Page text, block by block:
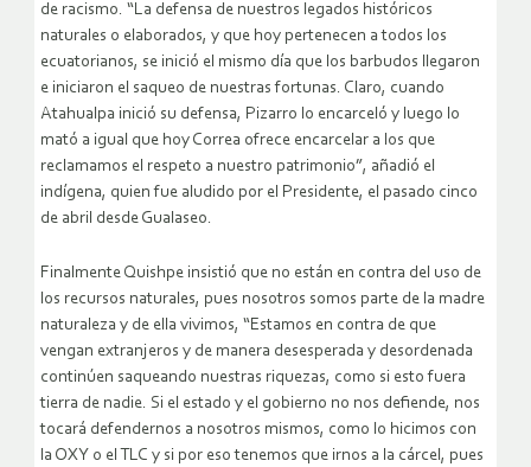
de racismo. “La defensa de nuestros legados históricos
naturales o elaborados, y que hoy pertenecen a todos los
ecuatorianos, se inició el mismo día que los barbudos llegaron
e iniciaron el saqueo de nuestras fortunas. Claro, cuando
Atahualpa inició su defensa, Pizarro lo encarceló y luego lo
mató a igual que hoy Correa ofrece encarcelar a los que
reclamamos el respeto a nuestro patrimonio”, añadió el
indígena, quien fue aludido por el Presidente, el pasado cinco
de abril desde Gualaseo.
Finalmente Quishpe insistió que no están en contra del uso de
los recursos naturales, pues nosotros somos parte de la madre
naturaleza y de ella vivimos, “Estamos en contra de que
vengan extranjeros y de manera desesperada y desordenada
continúen saqueando nuestras riquezas, como si esto fuera
tierra de nadie. Si el estado y el gobierno no nos defiende, nos
tocará defendernos a nosotros mismos, como lo hicimos con
la OXY o el TLC y si por eso tenemos que irnos a la cárcel, pues